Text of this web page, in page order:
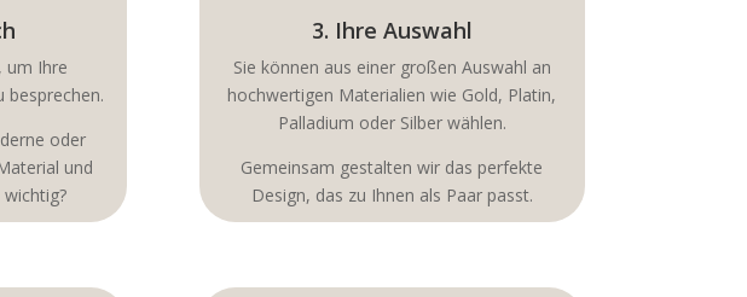
um Ihre
besprechen.
oder
und
3. Ihre Auswahl
Sie können aus einer großen Auswahl an
hochwertigen Materialien wie Gold, Platin,
Palladium oder Silber wählen.
Gemeinsam gestalten wir das perfekte
Design, das zu Ihnen als Paar passt.